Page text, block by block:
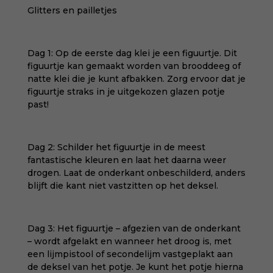
Glitters en pailletjes
Dag 1: Op de eerste dag klei je een figuurtje. Dit
figuurtje kan gemaakt worden van brooddeeg of
natte klei die je kunt afbakken. Zorg ervoor dat je
figuurtje straks in je uitgekozen glazen potje
past!
Dag 2: Schilder het figuurtje in de meest
fantastische kleuren en laat het daarna weer
drogen. Laat de onderkant onbeschilderd, anders
blijft die kant niet vastzitten op het deksel.
Dag 3: Het figuurtje – afgezien van de onderkant
– wordt afgelakt en wanneer het droog is, met
een lijmpistool of secondelijm vastgeplakt aan
de deksel van het potje. Je kunt het potje hierna